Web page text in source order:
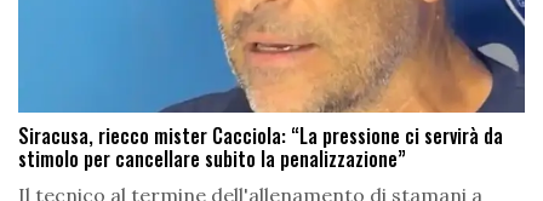
Siracusa, riecco mister Cacciola: “La pressione ci servirà da
stimolo per cancellare subito la penalizzazione”
Il tecnico al termine dell'allenamento di stamani a